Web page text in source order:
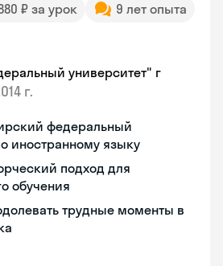
₽ за урок
9 лет опыта
университет" г
г.
федеральный
иностранному языку
подход для
обучения
трудные моменты в